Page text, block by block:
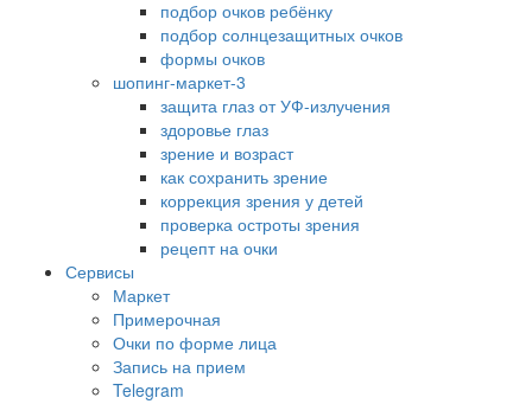
подбор очков ребёнку
подбор солнцезащитных очков
формы очков
шопинг-маркет-3
защита глаз от УФ-излучения
здоровье глаз
зрение и возраст
как сохранить зрение
коррекция зрения у детей
проверка остроты зрения
рецепт на очки
Сервисы
Маркет
Примерочная
Очки по форме лица
Запись на прием
Telegram